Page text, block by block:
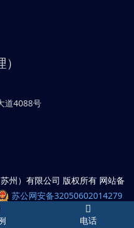
道4088号
州）有限公司 版权所有 网站备
苏公网安备32050602014279
电话